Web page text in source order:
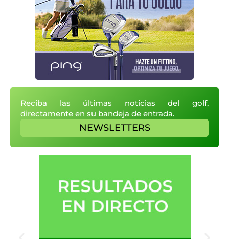
Reciba las últimas noticias del golf,
directamente en su bandeja de entrada.
NEWSLETTERS